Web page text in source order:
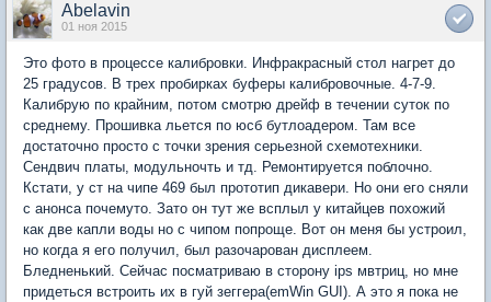
Abelavin
01 ноя 2015
Это фото в процессе калибровки. Инфракрасный стол нагрет до
25 градусов. В трех пробирках буферы калибровочные. 4-7-9.
Калибрую по крайним, потом смотрю дрейф в течении суток по
среднему. Прошивка льется по юсб бутлоадером. Там все
достаточно просто с точки зрения серьезной схемотехники.
Сендвич платы, модульночть и тд. Ремонтируется поблочно.
Кстати, у ст на чипе 469 был прототип дикавери. Но они его сняли
с анонса почемуто. Зато он тут же всплыл у китайцев похожий
как две капли воды но с чипом попроще. Вот он меня бы устроил,
но когда я его получил, был разочарован дисплеем.
Бледненький. Сейчас посматриваю в сторону ips мвтриц, но мне
придеться встроить их в гуй зеггера(emWin GUI). А это я пока не